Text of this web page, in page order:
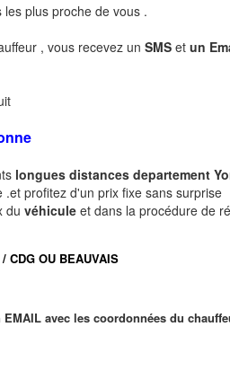
les plus proche de vous .
, vous recevez un SMS et un
longues distances departement
profitez d'un prix fixe sans surprise
du véhicule et dans la procédure de
OU BEAUVAIS
EMAIL avec les coordonnées du